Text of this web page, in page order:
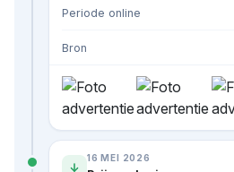
Periode online
Bron
16 MEI 2026